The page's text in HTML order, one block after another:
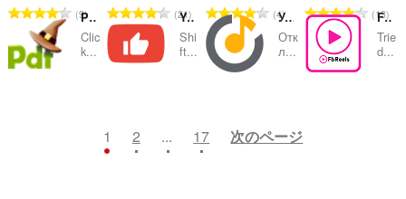
：
：
：
：
評
価
の
9
評
価
の
21
評
価
の
4
評
価
の
13
PDF Mage
Clic
k...
YouTube Like-Dislike Shortcut
Shi
ft...
総
Улучшения Яндекс Музыки
Отк
л...
の
総
FBReels
Trie
d...
1 2 ... 17 次のページ